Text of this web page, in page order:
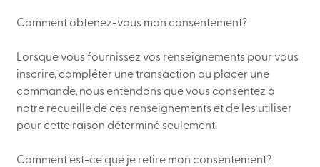
Comment obtenez-vous mon consentement?
Lorsque vous fournissez vos renseignements pour vous
inscrire, compléter une transaction ou placer une
commande, nous entendons que vous consentez à
notre recueille de ces renseignements et de les utiliser
pour cette raison déterminé seulement.
Comment est-ce que je retire mon consentement?